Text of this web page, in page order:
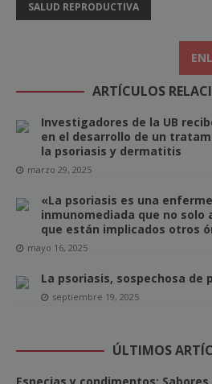
SALUD REPRODUCTIVA
ARTÍCULOS
Investigadores de la UB
en el desarrollo de un
la psoriasis y dermatitis
marzo 29, 2025
«La psoriasis es una
inmunomediada que no solo
que están implicados otros
mayo 16, 2025
La psoriasis, sospechosa de
septiembre 19, 2025
ÚLTIMOS